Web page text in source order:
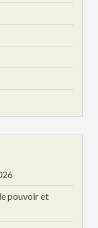
pouvoir et